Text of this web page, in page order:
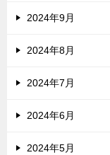
2024年9月
2024年8月
2024年7月
2024年6月
2024年5月